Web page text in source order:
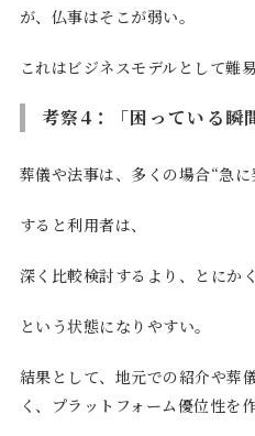
が、仏事はそこが弱い。
これはビジネスモデルとして難
考察4：「困っている瞬
葬儀や法事は、多くの場合“急に
すると利用者は、
深く比較検討するより、とにか
という状態になりやすい。
結果として、地元での紹介や葬
く、プラットフォーム優位性を